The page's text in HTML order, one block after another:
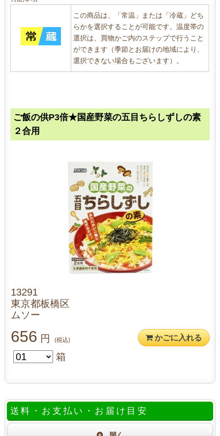
この商品は、「常温」または「冷蔵」どち
らかを選択することが可能です。温度帯の
選択は、買物かご内のステップで行うこと
ができます（季節とお届けの地域により、
選択できない場合もございます）。
ご飯の供P3倍★国産野菜の五目ちらしずしの素
２合用
13291
東京都板橋区
ムソー
656 円 (税込) かごに入れる
箱
送料・お支払い・お届け目安